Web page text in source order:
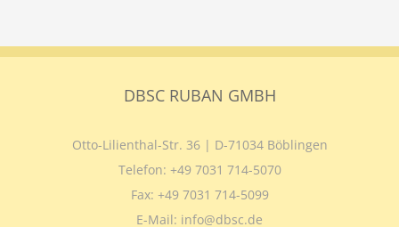
DBSC RUBAN GMBH
Otto-Lilienthal-Str. 36 | D-71034 Böblingen
Telefon: +49 7031 714-5070
Fax: +49 7031 714-5099
E-Mail: info@dbsc.de